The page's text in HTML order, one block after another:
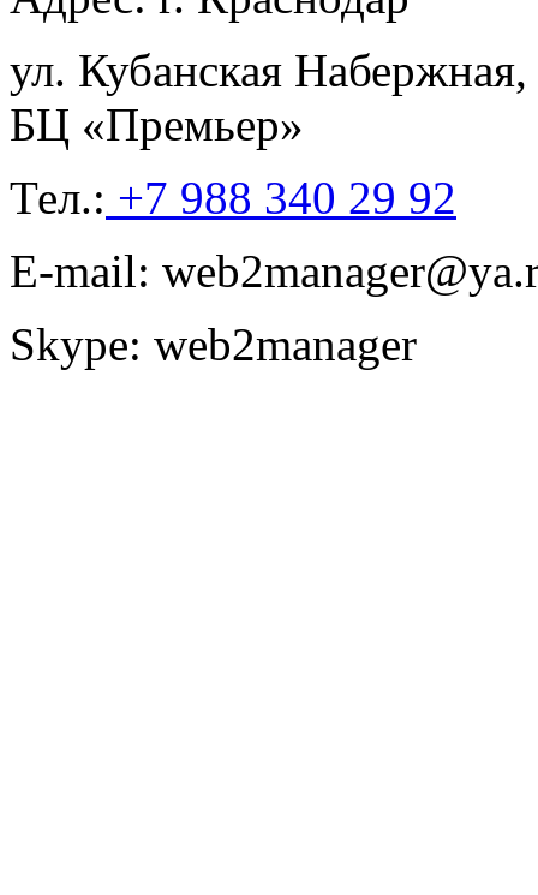
ул. Кубанская
БЦ «Премьер»
Тел.: +7 988 340 29 92
E-mail:
Skype: web2manager